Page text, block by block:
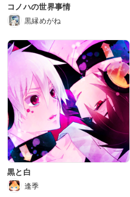
コノハの世界事情
黒縁めがね
黒と白
逢季